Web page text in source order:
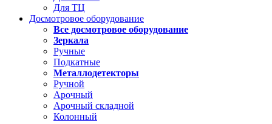
Для ТЦ
Досмотровое оборудование
Все досмотровое оборудование
Зеркала
Ручные
Подкатные
Металлодетекторы
Ручной
Арочный
Арочный складной
Колонный